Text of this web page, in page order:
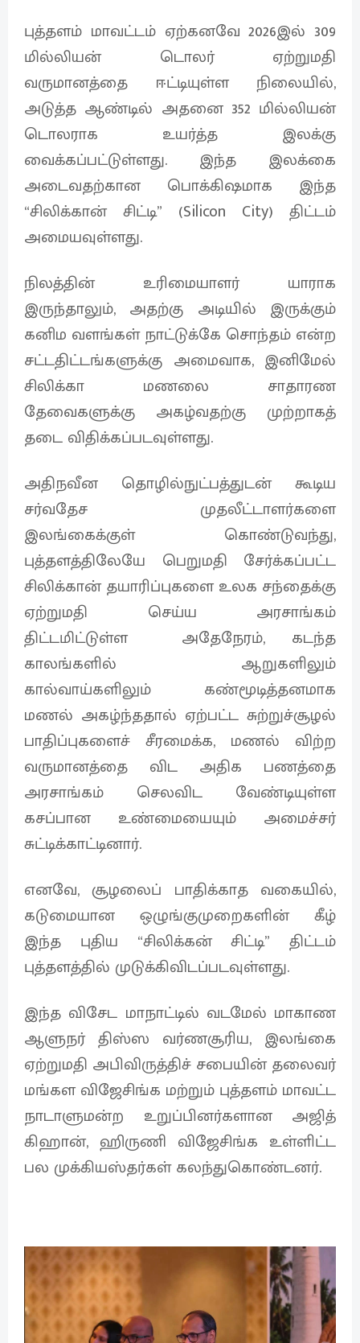
புத்தளம் மாவட்டம் ஏற்கனவே 2026இல் 309
மில்லியன் டொலர் ஏற்றுமதி
வருமானத்தை ஈட்டியுள்ள நிலையில்,
அடுத்த ஆண்டில் அதனை 352 மில்லியன்
டொலராக உயர்த்த இலக்கு
வைக்கப்பட்டுள்ளது. இந்த இலக்கை
அடைவதற்கான பொக்கிஷமாக இந்த
“சிலிக்கான் சிட்டி” (Silicon City) திட்டம்
அமையவுள்ளது.
நிலத்தின் உரிமையாளர் யாராக
இருந்தாலும், அதற்கு அடியில் இருக்கும்
கனிம வளங்கள் நாட்டுக்கே சொந்தம் என்ற
சட்டதிட்டங்களுக்கு அமைவாக, இனிமேல்
சிலிக்கா மணலை சாதாரண
தேவைகளுக்கு அகழ்வதற்கு முற்றாகத்
தடை விதிக்கப்படவுள்ளது.
அதிநவீன தொழில்நுட்பத்துடன் கூடிய
சர்வதேச முதலீட்டாளர்களை
இலங்கைக்குள் கொண்டுவந்து,
புத்தளத்திலேயே பெறுமதி சேர்க்கப்பட்ட
சிலிக்கான் தயாரிப்புகளை உலக சந்தைக்கு
ஏற்றுமதி செய்ய அரசாங்கம்
திட்டமிட்டுள்ள அதேநேரம், கடந்த
காலங்களில் ஆறுகளிலும்
கால்வாய்களிலும் கண்மூடித்தனமாக
மணல் அகழ்ந்ததால் ஏற்பட்ட சுற்றுச்சூழல்
பாதிப்புகளைச் சீரமைக்க, மணல் விற்ற
வருமானத்தை விட அதிக பணத்தை
அரசாங்கம் செலவிட வேண்டியுள்ள
கசப்பான உண்மையையும் அமைச்சர்
சுட்டிக்காட்டினார்.
எனவே, சூழலைப் பாதிக்காத வகையில்,
கடுமையான ஒழுங்குமுறைகளின் கீழ்
இந்த புதிய “சிலிக்கன் சிட்டி” திட்டம்
புத்தளத்தில் முடுக்கிவிடப்படவுள்ளது.
இந்த விசேட மாநாட்டில் வடமேல் மாகாண
ஆளுநர் திஸ்ஸ வர்ணசூரிய, இலங்கை
ஏற்றுமதி அபிவிருத்திச் சபையின் தலைவர்
மங்கள விஜேசிங்க மற்றும் புத்தளம் மாவட்ட
நாடாளுமன்ற உறுப்பினர்களான அஜித்
கிஹான், ஹிருணி விஜேசிங்க உள்ளிட்ட
பல முக்கியஸ்தர்கள் கலந்துகொண்டனர்.